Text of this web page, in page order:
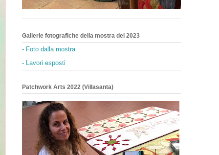
Gallerie fotografiche della mostra del 2023
- Foto dalla mostra
- Lavori esposti
Patchwork Arts 2022 (Villasanta)